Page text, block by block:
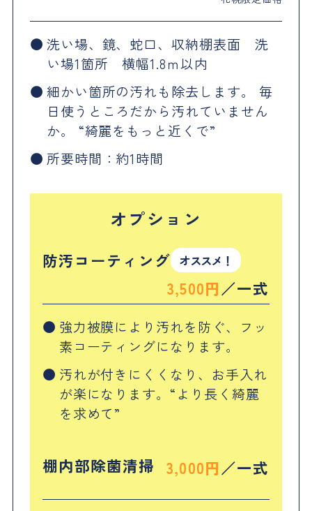
洗い場、鏡、蛇口、収納棚表面 洗
い場1箇所 横幅1.8ｍ以内
細かい箇所の汚れも除去します。 毎
日使うところだから汚れていません
か。 “綺麗をもっと近くで”
所要時間：約1時間
オプション
防汚コーティング オススメ！
3,500円 一式
強力被膜により汚れを防ぐ、フッ
素コーティングになります。
汚れが付きにくくなり、お手入れ
が楽になります。“より長く綺麗
を求めて”
棚内部除菌清掃 3,000円 一式